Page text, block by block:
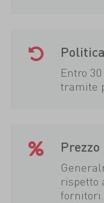
Entro
tramite
rispetto
fornitori.